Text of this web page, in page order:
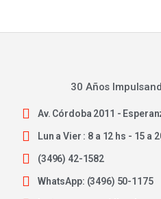
30 Años
Av. Córdoba 2011 -
Lun a Vier : 8 a 12 hs - 15 a
(3496) 42-1582
WhatsApp: (3496) 50-1175